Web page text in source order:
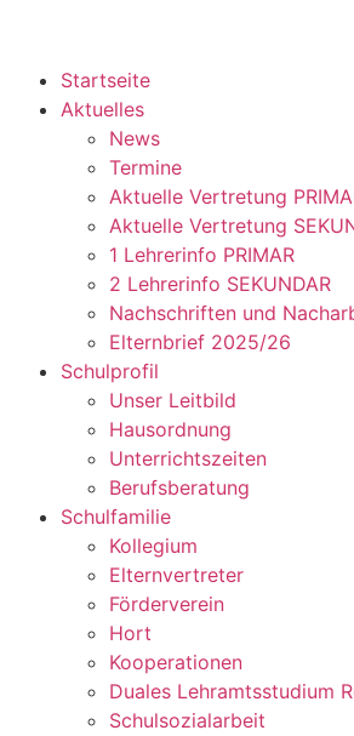
Startseite
Aktuelles
News
Termine
Aktuelle Vertretung
Aktuelle Vertretung
1 Lehrerinfo PRIMAR
2 Lehrerinfo SEKUNDAR
Nachschriften und
Elternbrief 2025/26
Schulprofil
Unser Leitbild
Hausordnung
Unterrichtszeiten
Berufsberatung
Schulfamilie
Kollegium
Elternvertreter
Förderverein
Hort
Kooperationen
Duales Lehramtsstudium
Schulsozialarbeit